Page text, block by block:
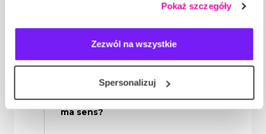
a także na przetwarzanie Twoich danych osobowych.
Pokaż szczegóły
Zezwól na wszystkie
Spersonalizuj
Dlaczego niektóre techniki wydają
Jak sprawić, żeby rozmowy z
pracownikami przynosiły
Po co planować rozmowy, czy to
ma sens?